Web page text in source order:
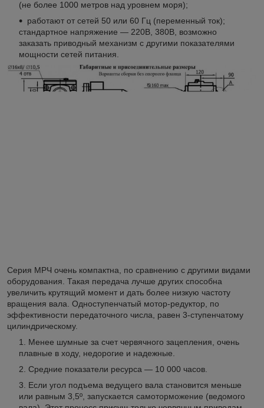
(не более 1000 метров над уровнем моря);
работают от сетей 50 или 60 Гц (переменный ток);
стандартное напряжение — 220В, 380В, возможно
заказать приводный механизм с другими показателями
мощности сетей питания.
Серия МРЧ очень компактна, по сравнению с другими видами
оборудования. Такая передача лучше других способна
увеличить крутящий момент и дать более низкую частоту
вращения вала. Одноступенчатый мотор-редуктор, по
эффективности передаточного числа, равен 3-ступенчатому
цилиндрическому.
Менее шумные за счет червячного зацепления, очень
плавные в ходу, недорогие и надежные.
Средние показатели ресурса — 10 000 часов.
Если угол подъема ведущего вала становится меньше
или равным 3,5º, запускается самоторможение (ведомого